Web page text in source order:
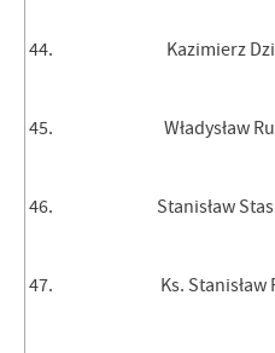
44. Kazimierz
45. Władysław
46. Stanisław
47. Ks. Stanisław